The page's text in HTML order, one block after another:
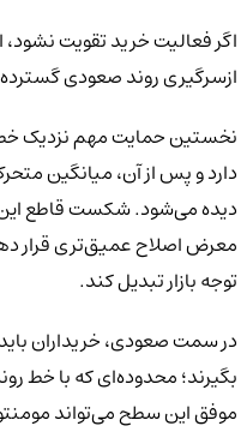
اگر فعالیت خرید تقویت نشود،
ازسرگیری روند صعودی
توجه بازار تبدیل کند.
بگیرند؛ محدوده‌ای که با خط
موفق این سطح می‌تواند